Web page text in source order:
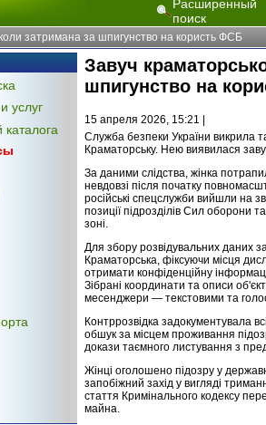
Расширенный
поиск
затримана за шпигунство на користь ФСБ
услуг
Завуч
шпигунство на
15 апреля 2026, 15:21 |
Служба безпеки України викрила
Краматорську. Нею виявилася
За даними слідства, жінка
невдовзі після початку
російські спецслужби вийшли на
позиції підрозділів Сил оборони
зоні.
Для збору розвідувальних даних
Краматорська, фіксуючи місця
отримати конфіденційну
Зібрані координати та описи
месенджери — текстовими та
Контррозвідка задокументувала
обшук за місцем проживання
докази таємного листування з
Жінці оголошено підозру у
запобіжний захід у вигляді
стаття Кримінального кодексу
майна.